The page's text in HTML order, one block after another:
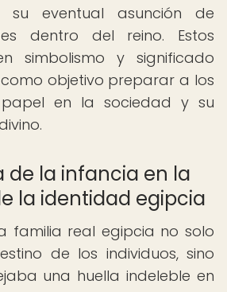
eventual asunción de
dentro del reino. Estos
simbolismo y significado
objetivo preparar a los
en la sociedad y su
de la infancia en la
la identidad egipcia
familia real egipcia no solo
de los individuos, sino
una huella indeleble en